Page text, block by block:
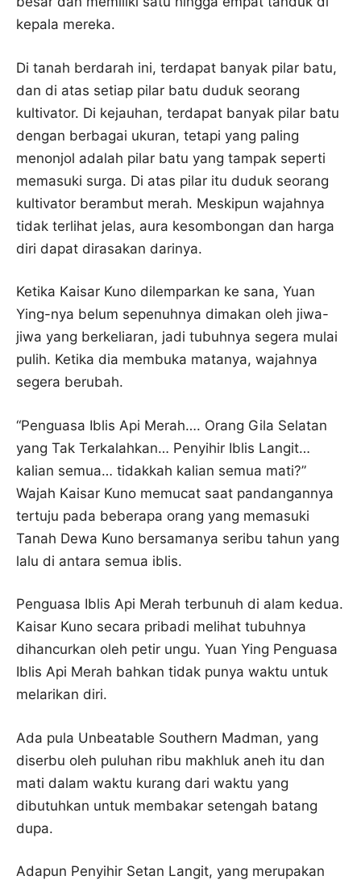
kepala mereka.
Di tanah berdarah ini, terdapat banyak pilar batu,
dan di atas setiap pilar batu duduk seorang
kultivator. Di kejauhan, terdapat banyak pilar batu
dengan berbagai ukuran, tetapi yang paling
menonjol adalah pilar batu yang tampak seperti
memasuki surga. Di atas pilar itu duduk seorang
kultivator berambut merah. Meskipun wajahnya
tidak terlihat jelas, aura kesombongan dan harga
diri dapat dirasakan darinya.
Ketika Kaisar Kuno dilemparkan ke sana, Yuan
Ying-nya belum sepenuhnya dimakan oleh jiwa-
jiwa yang berkeliaran, jadi tubuhnya segera mulai
pulih. Ketika dia membuka matanya, wajahnya
segera berubah.
“Penguasa Iblis Api Merah…. Orang Gila Selatan
yang Tak Terkalahkan… Penyihir Iblis Langit…
kalian semua… tidakkah kalian semua mati?”
Wajah Kaisar Kuno memucat saat pandangannya
tertuju pada beberapa orang yang memasuki
Tanah Dewa Kuno bersamanya seribu tahun yang
lalu di antara semua iblis.
Penguasa Iblis Api Merah terbunuh di alam kedua.
Kaisar Kuno secara pribadi melihat tubuhnya
dihancurkan oleh petir ungu. Yuan Ying Penguasa
Iblis Api Merah bahkan tidak punya waktu untuk
melarikan diri.
Ada pula Unbeatable Southern Madman, yang
diserbu oleh puluhan ribu makhluk aneh itu dan
mati dalam waktu kurang dari waktu yang
dibutuhkan untuk membakar setengah batang
dupa.
Adapun Penyihir Setan Langit, yang merupakan